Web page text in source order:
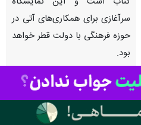
سرآغازی برای همکاری‌های آتی در
حوزه فرهنگی با دولت قطر خواهد
بود.
به گزارش خبرنگار فرهنگی ایرنا،
محمدمهدی اسماعیلیشب گذشته از
روند آماده‌سازیسی‌وسومین